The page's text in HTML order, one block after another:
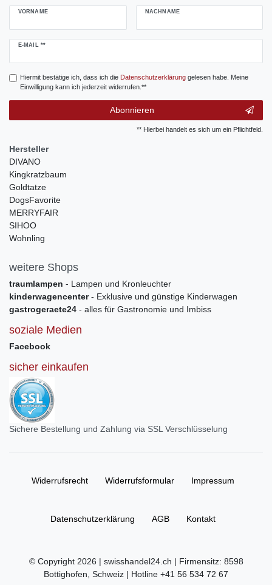
VORNAME NACHNAME
E-MAIL **
Newsletter
Hiermit bestätige ich, dass ich die Daten­schutz­erklärunggelesen habe. Meine
Einwilligung kann ich jederzeit widerrufen.**
Abonnieren
** Hierbei handelt es sich um ein Pflichtfeld.
Hersteller
DIVANO
Kingkratzbaum
Goldtatze
DogsFavorite
MERRYFAIR
SIHOO
Wohnling
weitere Shops
traumlampen - Lampen und Kronleuchter
kinderwagencenter- Exklusive und günstige Kinderwagen
gastrogeraete24 - alles für Gastronomie und Imbiss
soziale Medien
Facebook
sicher einkaufen
Sichere Bestellung und Zahlung via SSL Verschlüsselung
Widerrufs­recht Widerrufs­formular Impressum
Daten­schutz­erklärung AGB Kontakt
© Copyright 2026 | swisshandel24.ch | Firmensitz: 8598
Bottighofen, Schweiz | Hotline +41 56 534 72 67